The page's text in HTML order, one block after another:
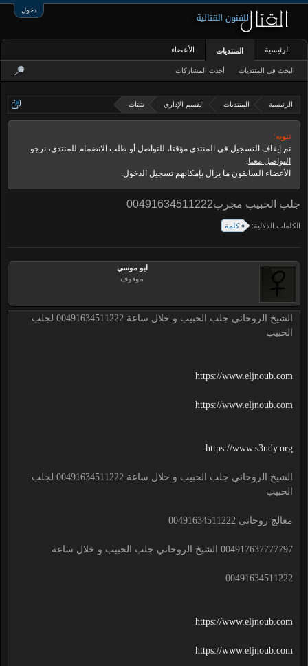
دخول
الرئيسية المنتديات القسم الإداري شتات
تنويه:
تم إيقاف التسجيل في المنتدى مؤقتا، للتواصل أو طلب الانضمام للمنتدى، نرجو
التواصل معنا.
الأعضاء السابقون ما يزال بإمكانهم تسجيل الدخول.
جلب الحبيب مجرب00491634511222
الكلمات الدلالية: كلمة
ابو موسي
موقوف
الشيخ الروحاني جلب الحبيب و خلال ساعة 00491634511222 لجلب
الحبيب
https://www.eljnoub.com
https://www.eljnoub.com
https://www.s3udy.org
الشيخ الروحاني جلب الحبيب و خلال ساعة 00491634511222 لجلب
الحبيب
معالج روحانى 00491634511222
004917637777797 الشيخ الروحاني جلب الحبيب و خلال ساعة
00491634511222
https://www.eljnoub.com
https://www.eljnoub.com
الرئيسية المنتديات
البحث في المنتديات أحدث المشاركات
الأعضاء